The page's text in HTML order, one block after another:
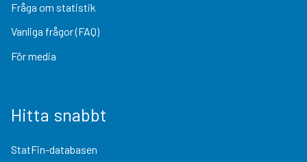
Fråga om statistik
Vanliga frågor (FAQ)
För media
Hitta snabbt
StatFin-databasen